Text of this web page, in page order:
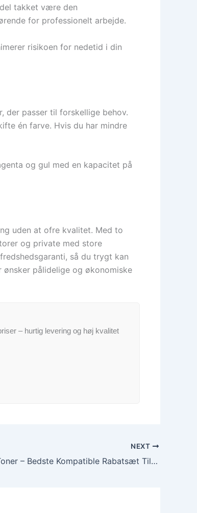
takket være den
for professionelt arbejde.
risikoen for nedetid i din
der passer til forskellige behov.
én farve. Hvis du har mindre
og gul med en kapacitet på
uden at ofre kvalitet. Med to
og private med store
så du trygt kan
pålidelige og økonomiske
– hurtig levering og høj kvalitet
NEXT
Canon CRG 046H Toner – Bedste Kompatible Rabatsæt Tilbud